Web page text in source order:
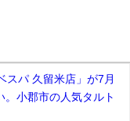
スパ 久留米店」が7月
小郡市の人気タルト